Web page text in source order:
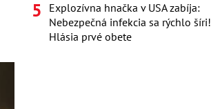
Explozívna hnačka v USA zabíja:
Nebezpečná infekcia sa rýchlo šíri!
Hlásia prvé obete